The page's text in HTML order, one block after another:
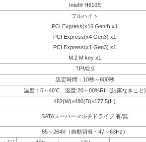
Intel® H610E
フルハイト
PCI Express(x16 Gen4) x1
PCI Express(x4 Gen3) x1
PCI Express(x1 Gen3) x1
M.2 M key x1
TPM2.0
設定時間：10秒～600秒
温度：5～40℃、湿度:20～80%RH (結露なきこと)
482(W)×480(D)×177.5(H)
SATAスーパーマルチドライブ 有/無
85～264V（自動切替・47～63Hz）